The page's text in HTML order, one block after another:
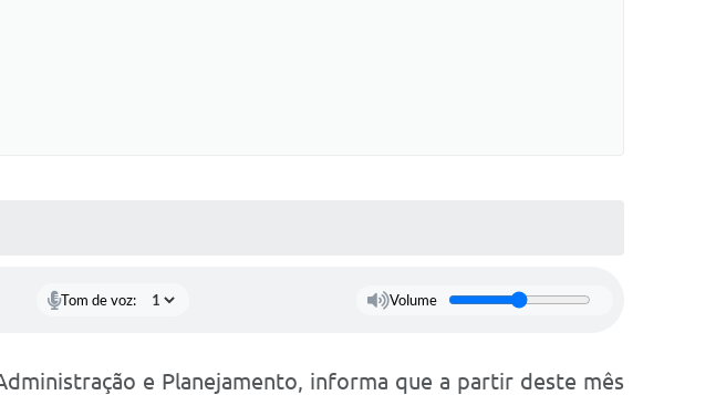
Tom de voz: Volume
e Planejamento, informa que a partir deste mês